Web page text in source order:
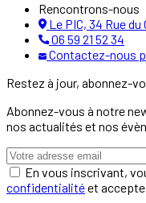
Rencontrons-nous
Le PIC, 34 Rue
06 59 21 52 34
Contactez-nous
Restez à jour, abonnez-
Abonnez-vous à notre
nos actualités et nos
En vous inscrivant,
confidentialitéet